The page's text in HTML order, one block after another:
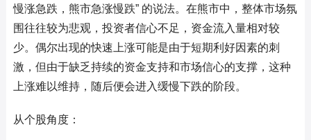
慢涨急跌，熊市急涨慢跌” 的说法。在熊市中，整体市场氛
围往往较为悲观，投资者信心不足，资金流入量相对较
少。偶尔出现的快速上涨可能是由于短期利好因素的刺
激，但由于缺乏持续的资金支持和市场信心的支撑，这种
上涨难以维持，随后便会进入缓慢下跌的阶段。
从个股角度：